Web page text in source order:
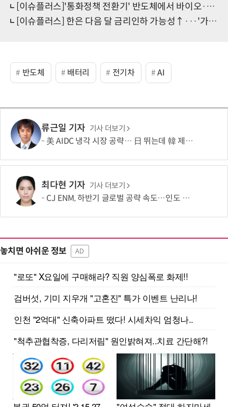
[이슈플러스]'통화정책 전환기' 반도체에서 바이오·금융주로 증시 주도주도 전환
[이슈플러스] 한은 다음 달 금리인하 가능성↑···'가계부채'에 속도조절 할 듯
반도체 배터리 전기차 AI
류근일 기자 기사 더보기
美 AIDC 냉각 시장 공략… 日 뛰는데 韓 제자리
최다현 기자 기사 더보기
CJ ENM, 하반기 글로벌 공략 속도…인도 등 신규 시장 개척
놓치면 아쉬운 정보 AD